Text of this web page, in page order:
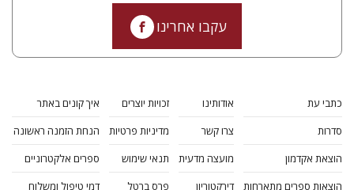
עקבו אחרינו
כתבי עת
סדרות
הוצאת אקדמון
הוצאות ספרים מתארחות
אודותינו
צרו קשר
מועצה מדעית
דירקטוריון
זכויות יוצרים
מדיניות פרטיות
תנאי שימוש
פרס ברטל
איך קונים באתר
הנחת הזמנה ראשונה
ספרים אלקטרוניים
דמי טיפול ומשלוח